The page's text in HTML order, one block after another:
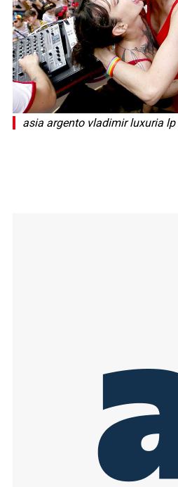
asia argento vladimir luxuria lp